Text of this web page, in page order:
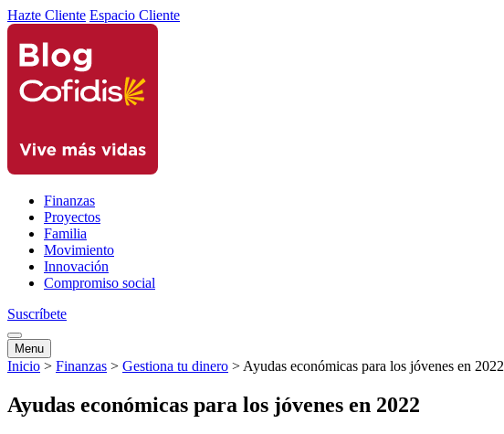
Hazte Cliente Espacio Cliente
Finanzas
Proyectos
Familia
Movimiento
Innovación
Compromiso social
Suscríbete
Menu
Inicio > Finanzas > Gestiona tu dinero > Ayudas económicas para los jóvenes en 2022
Ayudas económicas para los jóvenes en 2022